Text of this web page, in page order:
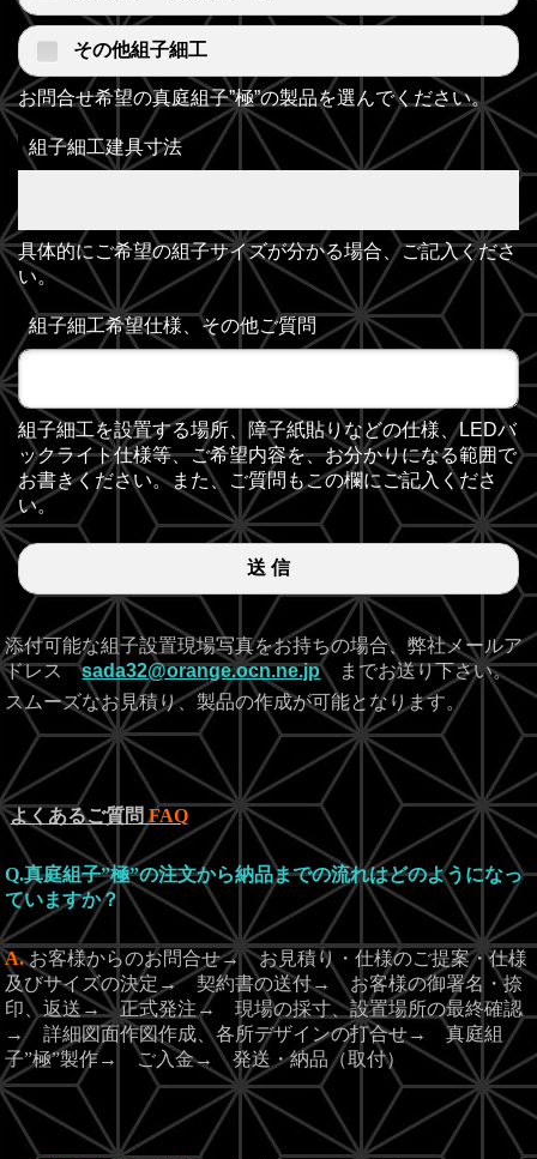
その他組子細工
お問合せ希望の真庭組子”極”の製品を選んでください。
組子細工建具寸法
具体的にご希望の組子サイズが分かる場合、ご記入くださ
い。
組子細工希望仕様、その他ご質問
組子細工を設置する場所、障子紙貼りなどの仕様、LEDバ
ックライト仕様等、ご希望内容を、お分かりになる範囲で
お書きください。また、ご質問もこの欄にご記入くださ
い。
送 信
添付可能な組子設置現場写真をお持ちの場合、弊社メールア
ドレス
sada32@orange.ocn.ne.jp
までお送り下さい。
スムーズなお見積り、製品の作成が可能となります。
よくあるご質問FAQ
Q.真庭組子”極”の注文から納品までの流れはどのようになっ
ていますか？
A.お客様からのお問合せ→ お見積り・仕様のご提案・仕様
及びサイズの決定→ 契約書の送付→ お客様の御署名・捺
印、返送→正式発注→ 現場の採寸、設置場所の最終確認
→ 詳細図面作図作成、各所デザインの打合せ→ 真庭組
子”極”製作→ ご入金→ 発送・納品（取付）